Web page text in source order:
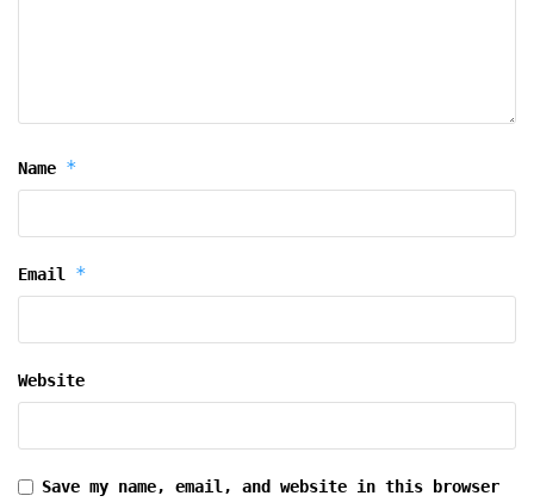
Name *
Email *
Website
Save my name, email, and website in this browser